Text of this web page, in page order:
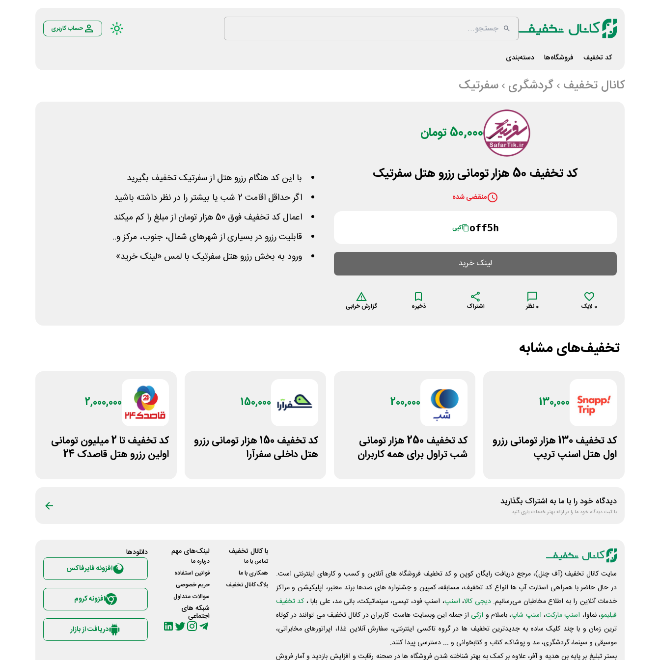
حساب کاربری
کد تخفیف فروشگاه‌ها دسته‌بندی
کانال تخفیف گردشگری سفرتیک
50,000 تومان
کد تخفیف 50 هزار تومانی رزرو هتل سفرتیک
منقضی شده
off5h کپی
لینک خرید
0 لایک 0 نظر اشتراک ذخیره گزارش خرابی
با این کد هنگام رزرو هتل از سفرتیک تخفیف بگیرید
اگر حداقل اقامت 2 شب یا بیشتر را در نظر داشته باشید
اعمال کد تخفیف فوق 50 هزار تومان از مبلغ را کم میکند
قابلیت رزرو در بسیاری از شهرهای شمال، جنوب، مرکز و..
ورود به بخش رزرو هتل سفرتیک با لمس «لینک خرید»
تخفیف‌های مشابه
130,000
کد تخفیف 130 هزار تومانی رزرو
اول هتل اسنپ تریپ
200,000
کد تخفیف 250 هزار تومانی
شب تراول برای همه کاربران
150,000
کد تخفیف 150 هزار تومانی رزرو
هتل داخلی سفرآرا
2,000,000
کد تخفیف تا 2 میلیون تومانی
اولین رزرو هتل قاصدک 24
دیدگاه خود را با ما به اشتراک بگذارید
با ثبت دیدگاه خود ما را در ارائه بهتر خدمات یاری کنید
سایت کانال تخفیف (آف چنل)، مرجع دریافت رایگان کوپن و کد تخفیف فروشگاه های آنلاین و کسب و‌ کارهای اینترنتی است.
در حال حاضر با همراهی استارت آپ ها انواع کد تخفیف، مسابقه، کمپین و جشنواره های صدها برند معتبر، اپلیکیشن و مراکز
خدمات آنلاین را به اطلاع مخاطبان می‌رسانیم. دیجی کالا، اسنپ، اسنپ فود، تپسی، سینماتیکت، بانی مد، علی‌ بابا ، کد تخفیف
فیلیمو، نماوا، اسنپ مارکت، اسنپ شاپ، باسلام و ازکی از جمله این وبسایت ‌هاست. کاربران در کانال تخفیف می توانند در کوتاه
ترین زمان و با چند کلیک ساده به جدیدترین تخفیف ها در گروه تاکسی اینترنتی، سفارش آنلاین غذا، اپراتورهای مخابراتی،
موسیقی و سینما، گردشگری، مد و پوشاک، کتاب و کتابخوانی و ... دسترسی پیدا کنند.
بستر تبلیغ بر پایه بن هدیه و آفر، علاوه بر کمک به بهتر شناخته شدن فروشگاه ها در صحنه رقابت و افزایش بازدید و آمار فروش
با کانال تخفیف
تماس با ما
همکاری با ما
بلاگ کانال تخفیف
لینک‌های مهم
درباره ما
قوانین استفاده
حریم خصوصی
سوالات متداول
شبکه های
اجتماعی
دانلود‌ها
افزونه فایرفاکس
افزونه کروم
دریافت از بازار